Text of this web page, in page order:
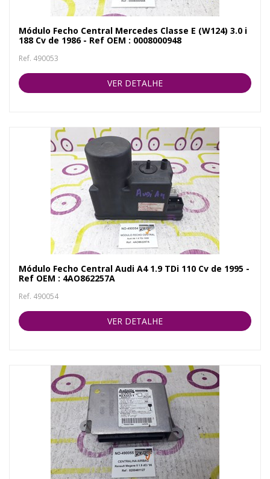
Módulo Fecho Central Mercedes Classe E (W124) 3.0 i
188 Cv de 1986 - Ref OEM : 0008000948
Ref. 490053
VER DETALHE
Módulo Fecho Central Audi A4 1.9 TDi 110 Cv de 1995 -
Ref OEM : 4AO862257A
Ref. 490054
VER DETALHE